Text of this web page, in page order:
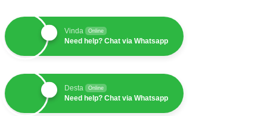
Vinda Online
Need help? Chat via Whatsapp
Desta Online
Need help? Chat via Whatsapp